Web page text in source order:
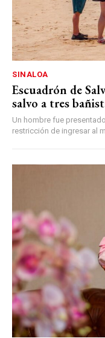
SINALOA
Escuadrón de
salvo a tres
Un hombre fue
restricción de ingresar al